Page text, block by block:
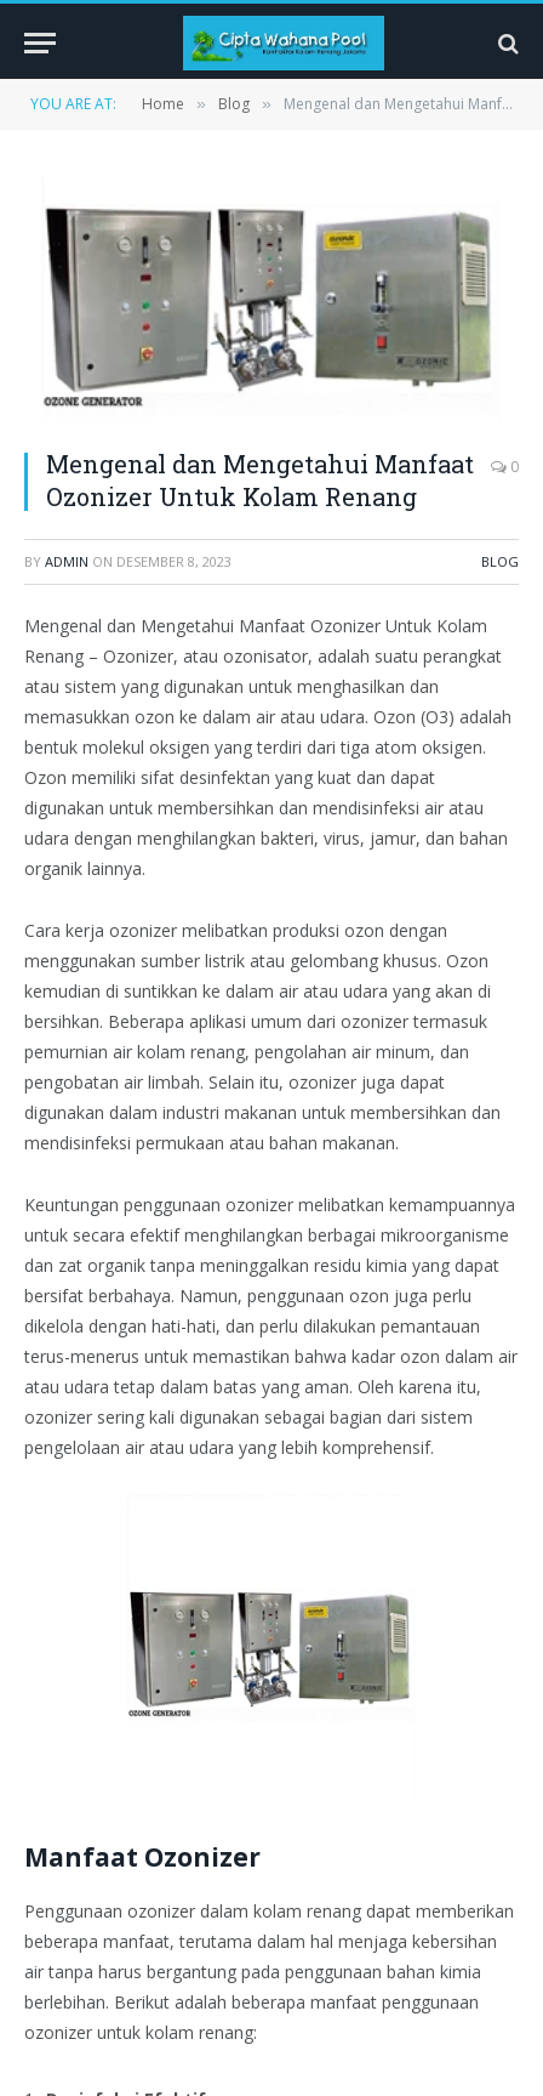
YOU ARE AT: Home » Blog » Mengenal dan Mengetahui Manfaat Ozonizer Untuk Kolam Renang
Mengenal dan Mengetahui Manfaat
Ozonizer Untuk Kolam Renang
0
BY ADMIN ON DESEMBER 8, 2023 BLOG
Mengenal dan Mengetahui Manfaat Ozonizer Untuk Kolam
Renang – Ozonizer, atau ozonisator, adalah suatu perangkat
atau sistem yang digunakan untuk menghasilkan dan
memasukkan ozon ke dalam air atau udara. Ozon (O3) adalah
bentuk molekul oksigen yang terdiri dari tiga atom oksigen.
Ozon memiliki sifat desinfektan yang kuat dan dapat
digunakan untuk membersihkan dan mendisinfeksi air atau
udara dengan menghilangkan bakteri, virus, jamur, dan bahan
organik lainnya.
Cara kerja ozonizer melibatkan produksi ozon dengan
menggunakan sumber listrik atau gelombang khusus. Ozon
kemudian di suntikkan ke dalam air atau udara yang akan di
bersihkan. Beberapa aplikasi umum dari ozonizer termasuk
pemurnian air kolam renang, pengolahan air minum, dan
pengobatan air limbah. Selain itu, ozonizer juga dapat
digunakan dalam industri makanan untuk membersihkan dan
mendisinfeksi permukaan atau bahan makanan.
Keuntungan penggunaan ozonizer melibatkan kemampuannya
untuk secara efektif menghilangkan berbagai mikroorganisme
dan zat organik tanpa meninggalkan residu kimia yang dapat
bersifat berbahaya. Namun, penggunaan ozon juga perlu
dikelola dengan hati-hati, dan perlu dilakukan pemantauan
terus-menerus untuk memastikan bahwa kadar ozon dalam air
atau udara tetap dalam batas yang aman. Oleh karena itu,
ozonizer sering kali digunakan sebagai bagian dari sistem
pengelolaan air atau udara yang lebih komprehensif.
Manfaat Ozonizer
Penggunaan ozonizer dalam kolam renang dapat memberikan
beberapa manfaat, terutama dalam hal menjaga kebersihan
air tanpa harus bergantung pada penggunaan bahan kimia
berlebihan. Berikut adalah beberapa manfaat penggunaan
ozonizer untuk kolam renang: